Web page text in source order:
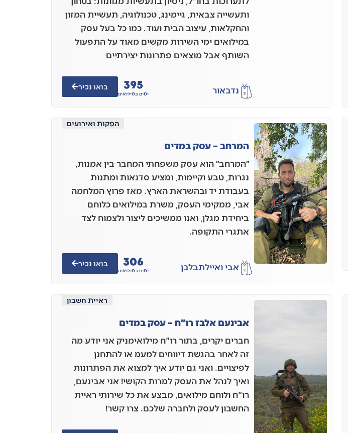
ותעשייה צבאית, גיימינג, טכנולוגיה, תעשיית המזון
והחקלאות, עיצוב הבית ועוד. כמו כל בעל עסק
במילואים ימי השירות מקשים מאוד על התפעול
השותף אבל מוצאים פתרונות יצירתיים
נדבאור ימים במילואים
395 בואו נכיר
הפקות ואירועים
המרחב – עסק במדים
״המרחב״ הוא עסק משפחתי המחבר בין אמנות,
נגרות, טבע וקיימות, ומציע סדנאות ומתנות
בעבודת יד ובהשראת הארץ. מאז פרוץ המלחמה
אבי, ממקימי העסק, משרת במילואים כלוחם
ביחידת מגלן, ואנו ממשיכים ליצור ולצמוח לצד
אתגרי התקופה.
אבי ואיילתבלבן ימים במילואים
306 בואו נכיר
ראיית חשבון
אבינעם אלבז רו"ח – עסק במדים
חברים יקרים, בתור רו"ח מילואימניק אני יודע מה
זה לאחר בהגשת דיווחים למעמ או להתחנן
לפיצויים. ואני גם יודע איך למצוא את הפתרונות
ואיך לנהל את העסק למרות הקושי! אני אבינעם,
רו"ח ולוחם מילואים, מבצע את כל שירותי ראיית
החשבון לעסק ולחברה שלכם. צרו קשר!